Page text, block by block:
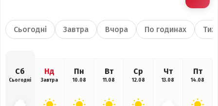
Сьогодні Завтра Вчора По годинах
Сб
Сьогодні
Нд
Завтра
Пн
10.08
Вт
11.08
Ср
12.08
Чт
13.08
Пт
14.08